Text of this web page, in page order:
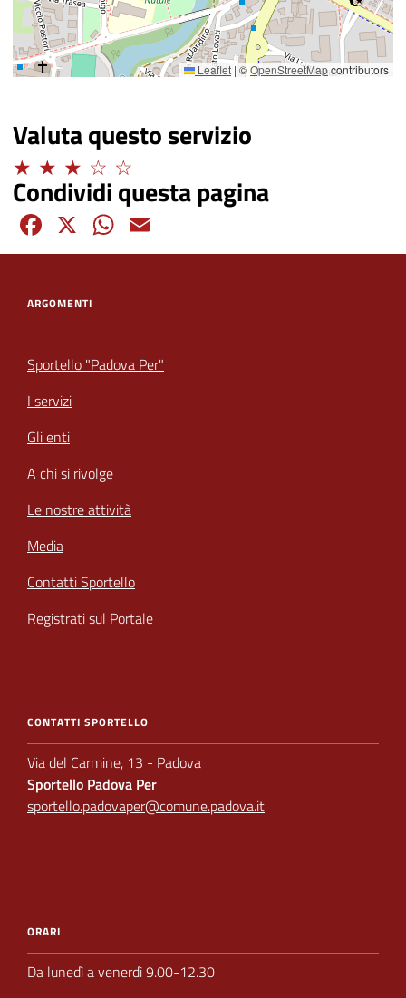
Leaflet | ©OpenStreetMapcontributors
Valuta questo servizio
Adeguato
Condividi questa pagina
Facebook
X WhatsApp
Email
ARGOMENTI
Sportello "Padova Per"
I servizi
Gli enti
A chi si rivolge
Le nostre attività
Media
Contatti Sportello
Registrati sul Portale
CONTATTI SPORTELLO
Via del Carmine, 13 - Padova
Sportello Padova Per
sportello.padovaper@comune.padova.it
ORARI
Da lunedì a venerdì 9.00-12.30